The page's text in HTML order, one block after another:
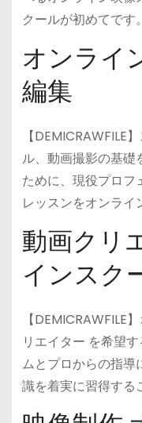
クールが初めてです。
オンライ
編集
【DEMICRAWFILE
ル、動画撮影の基礎
ために、現役プロフ
レッスンをオンライ
動画クリ
インスク
【DEMICRAWFILE
リエイター を希望
ムとプロからの指導
識を着実に習得する